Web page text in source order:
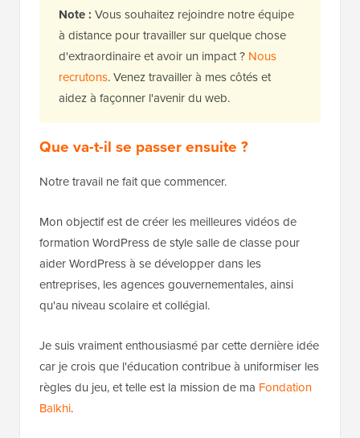
Note : Vous souhaitez rejoindre notre équipe
à distance pour travailler sur quelque chose
d'extraordinaire et avoir un impact ? Nous
recrutons. Venez travailler à mes côtés et
aidez à façonner l'avenir du web.
Que va-t-il se passer ensuite ?
Notre travail ne fait que commencer.
Mon objectif est de créer les meilleures vidéos de
formation WordPress de style salle de classe pour
aider WordPress à se développer dans les
entreprises, les agences gouvernementales, ainsi
qu'au niveau scolaire et collégial.
Je suis vraiment enthousiasmé par cette dernière idée
car je crois que l'éducation contribue à uniformiser les
règles du jeu, et telle est la mission de ma Fondation
Balkhi.